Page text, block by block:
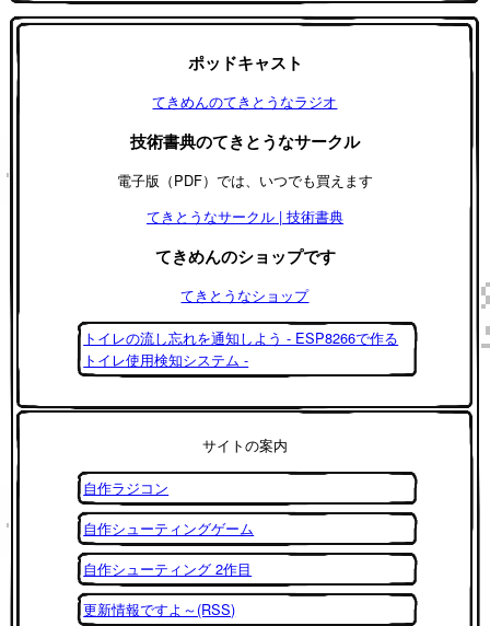
ポッドキャスト
てきめんのてきとうなラジオ
技術書典のてきとうなサークル
電子版（PDF）では、いつでも買えます
てきとうなサークル | 技術書典
てきめんのショップです
てきとうなショップ
トイレの流し忘れを通知しよう - ESP8266で作る
トイレ使用検知システム -
サイトの案内
自作ラジコン
自作シューティングゲーム
自作シューティング 2作目
更新情報ですよ～(RSS)